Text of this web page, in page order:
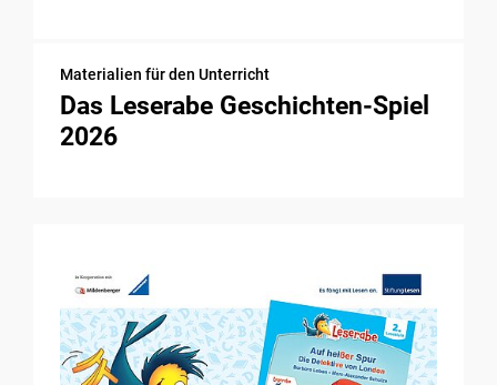
Materialien für den Unterricht
Das Leserabe Geschichten-Spiel
2026